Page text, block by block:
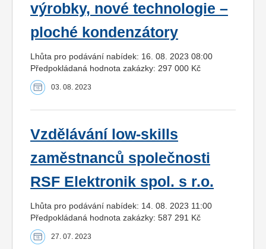
výrobky, nové technologie –
ploché kondenzátory
Lhůta pro podávání nabídek: 16. 08. 2023 08:00
Předpokládaná hodnota zakázky: 297 000 Kč
03. 08. 2023
Vzdělávání low-skills
zaměstnanců společnosti
RSF Elektronik spol. s r.o.
Lhůta pro podávání nabídek: 14. 08. 2023 11:00
Předpokládaná hodnota zakázky: 587 291 Kč
27. 07. 2023